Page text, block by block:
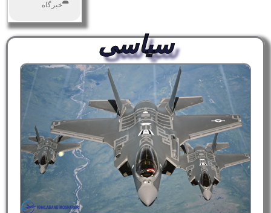
خبرگاه
سیاسی